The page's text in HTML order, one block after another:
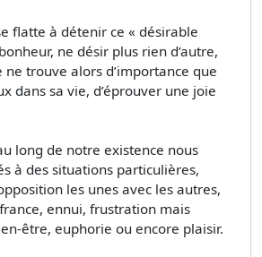
flatte à détenir ce « désirable
ne désir plus rien d’autre,
ne trouve alors d’importance que
dans sa vie, d’éprouver une joie
long de notre existence nous
à des situations particulières,
les unes avec les autres,
ennui, frustration mais
être, euphorie ou encore plaisir.